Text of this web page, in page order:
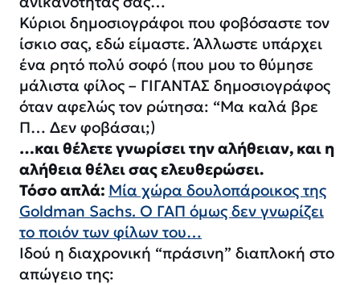
Κύριοι δημοσιογράφοι που φοβόσαστε τον
ίσκιο σας, εδώ είμαστε. Άλλωστε υπάρχει
ένα ρητό πολύ σοφό (που μου το θύμησε
μάλιστα φίλος – ΓΙΓΑΝΤΑΣ δημοσιογράφος
όταν αφελώς τον ρώτησα: “Μα καλά βρε
Π… Δεν φοβάσαι;)
…και θέλετε γνωρίσει την αλήθειαν, και η
αλήθεια θέλει σας ελευθερώσει.
Τόσο απλά: Μία χώρα δουλοπάροικος της
Goldman Sachs. Ο ΓΑΠ όμως δεν γνωρίζει
το ποιόν των φίλων του…
Ιδού η διαχρονική “πράσινη” διαπλοκή στο
απώγειο της: